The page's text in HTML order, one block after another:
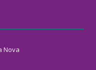
Nova